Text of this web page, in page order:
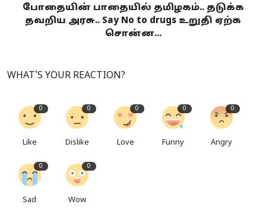
போதையின் பாதையில் தமிழகம்.. தடுக்க
தவறிய அரசு.. Say No to drugs உறுதி ஏற்க
சொன்ன...
WHAT'S YOUR REACTION?
0
Like
0
Dislike
0
Love
0
Funny
0
Angry
0
Sad
0
Wow